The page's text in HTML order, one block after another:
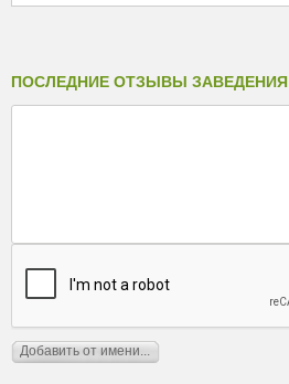
ПОСЛЕДНИЕ ОТЗЫВЫ ЗАВЕДЕНИЯ